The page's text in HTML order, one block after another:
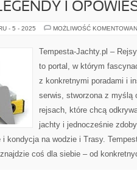
I
- 5 - 2025 MOŻLIWOŚĆ
Tempesta-Jachty.pl –
to portal, w którym
z konkretnymi poradami i
serwis, stworzona z myślą
rejsach, które chcą
jachty i jednocześnie
kondycja na wodzie i Trasy.
coś dla siebie – od